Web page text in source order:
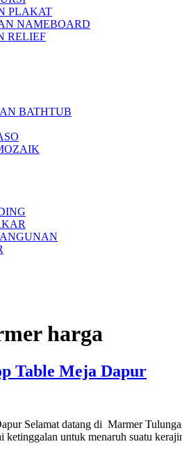
PLAKAT
NAMEBOARD
RELIEF
BATHTUB
harga
Table Meja Dapur
Selamat datang di Marmer
ketinggalan untuk menaruh suatu